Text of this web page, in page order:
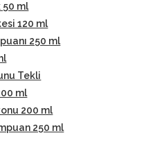
50 ml
120 ml
250 ml
Tekli
ml
200 ml
250 ml